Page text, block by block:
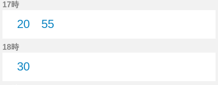
17時
20
55
18時
30